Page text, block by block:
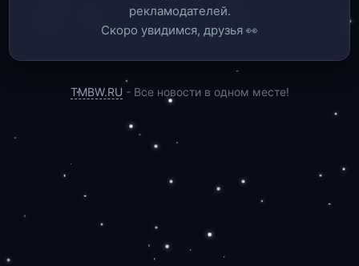
рекламодателей.
Скоро увидимся, друзья 👀
TMBW.RU - Все новости в одном месте!